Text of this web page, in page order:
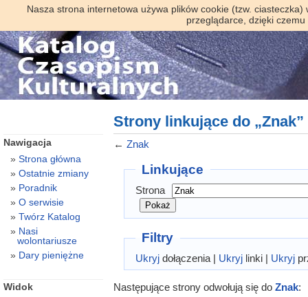
Nasza strona internetowa używa plików cookie (tzw.
przeglądarce, dzięki
Strony linkujące do „Znak”
← Znak
Linkujące
Strona
Filtry
Ukryjdołączenia | Ukryjlinki | Ukryj
Następujące strony odwołują się do Znak:
Nawigacja
Strona główna
Ostatnie zmiany
Poradnik
O serwisie
Twórz Katalog
Nasi
wolontariusze
Dary pieniężne
Widok